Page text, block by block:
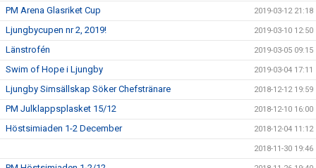
PM Arena Glasriket Cup 2019-03-12 21:18
Ljungbycupen nr 2, 2019! 2019-03-10 12:50
Länstrofén 2019-03-05 09:15
Swim of Hope i Ljungby 2019-03-04 17:11
Ljungby Simsällskap Söker Chefstränare 2018-12-12 19:59
PM Julklappsplasket 15/12 2018-12-10 16:00
Höstsimiaden 1-2 December 2018-12-04 11:12
2018-11-30 19:46